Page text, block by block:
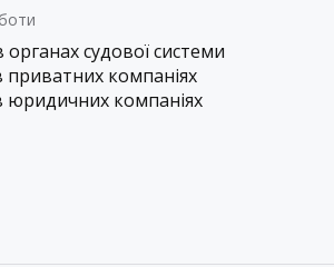
судової системи
приватних компаніях
юридичних компаніях